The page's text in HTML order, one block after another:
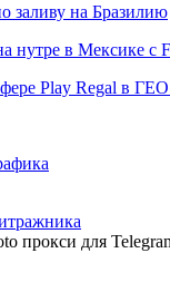
заливу на Бразилию
нутре в Мексике с
Play Regal в
прокси для